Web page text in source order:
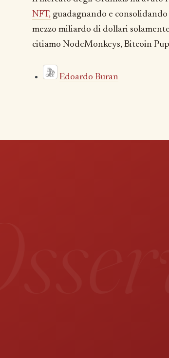
NFT, guadagnando e
mezzo miliardo di dollari
citiamo NodeMonkeys, Bitcoin
Edoardo Buran